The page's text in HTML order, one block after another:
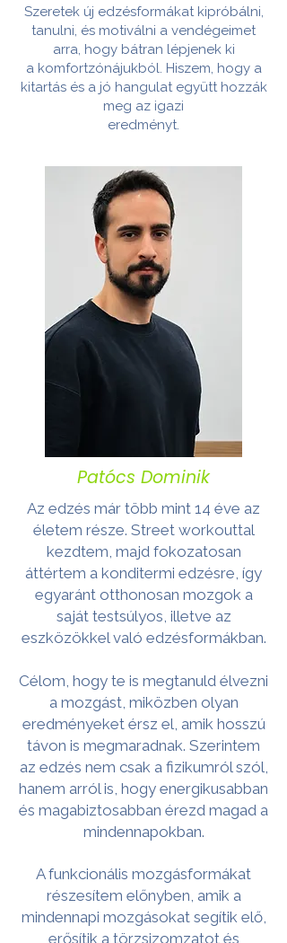
Szeretek új edzésformákat kipróbálni,
tanulni, és motiválni a vendégeimet
arra, hogy bátran lépjenek ki
a komfortzónájukból. Hiszem, hogy a
kitartás és a jó hangulat együtt hozzák
meg az igazi
eredményt.
Patócs Dominik
Az edzés már több mint 14 éve az
életem része. Street workouttal
kezdtem, majd fokozatosan
áttértem a konditermi edzésre, így
egyaránt otthonosan mozgok a
saját testsúlyos, illetve az
eszközökkel való edzésformákban.
Célom, hogy te is megtanuld élvezni
a mozgást, miközben olyan
eredményeket érsz el, amik hosszú
távon is megmaradnak. Szerintem
az edzés nem csak a fizikumról szól,
hanem arról is, hogy energikusabban
és magabiztosabban érezd magad a
mindennapokban.
A funkcionális mozgásformákat
részesítem előnyben, amik a
mindennapi mozgásokat segítik elő,
erősítik a törzsizomzatot és